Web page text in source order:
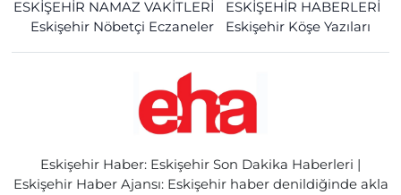
ESKİŞEHİR NAMAZ VAKİTLERİ
ESKİŞEHİR HABERLERİ
Eskişehir Nöbetçi Eczaneler
Eskişehir Köşe Yazıları
Eskişehir Haber: Eskişehir Son Dakika Haberleri |
Eskişehir Haber Ajansı: Eskişehir haber denildiğinde akla